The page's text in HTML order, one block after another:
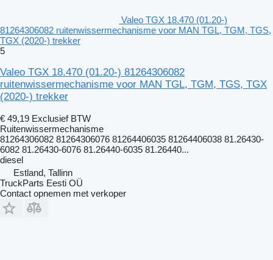
Valeo TGX 18.470 (01.20-)
81264306082 ruitenwissermechanisme voor MAN TGL, TGM, TGS,
TGX (2020-) trekker
5
Valeo TGX 18.470 (01.20-) 81264306082
ruitenwissermechanisme voor MAN TGL, TGM, TGS, TGX
(2020-) trekker
€ 49,19 Exclusief BTW
Ruitenwissermechanisme
81264306082 81264306076 81264406035 81264406038 81.26430-
6082 81.26430-6076 81.26440-6035 81.26440...
diesel
Estland, Tallinn
TruckParts Eesti OÜ
Contact opnemen met verkoper